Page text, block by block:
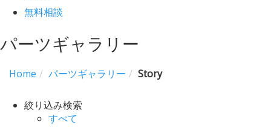
無料相談
パーツギャラリー
Home パーツギャラリー Story
絞り込み検索
すべて